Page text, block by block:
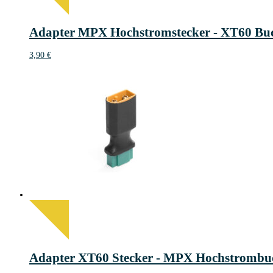
Adapter MPX Hochstromstecker - XT60
3,90 €
Adapter XT60 Stecker - MPX